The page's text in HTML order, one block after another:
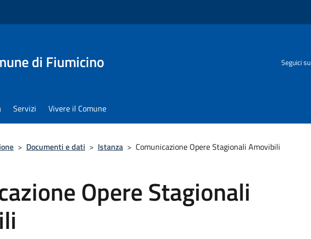
di Fiumicino Seguici su
Servizi Vivere il Comune
> Documenti e dati > Istanza > Comunicazione Opere Stagionali Amovibili
Opere Stagionali